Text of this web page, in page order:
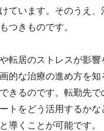
ています。そのうえ、
つきものです。
転居のストレスが影響
的な治療の進め方を知
きるのです。転勤先で
トをどう活用するかな
導くことが可能です。